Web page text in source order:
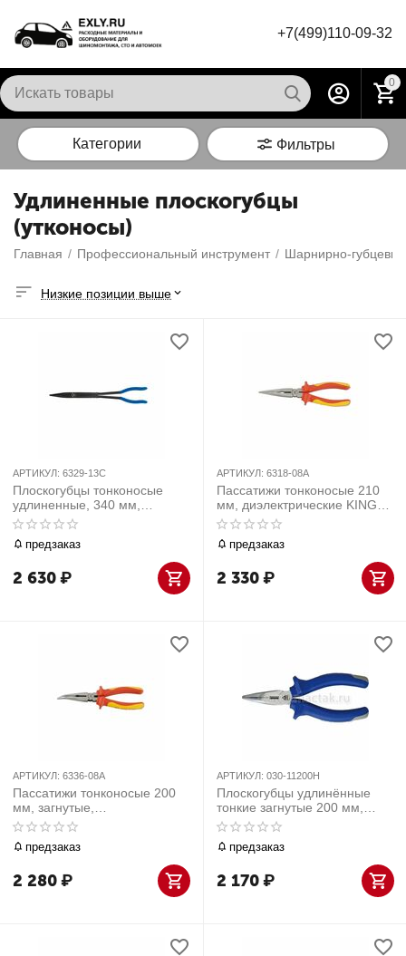
+7(499)110-09-32
0
Категории Фильтры
Удлиненные плоскогубцы
(утконосы)
Главная / Профессиональный инструмент / Шарнирно-
Низкие позиции выше
АРТИКУЛ: 6329-13C
Плоскогубцы тонконосые
удлиненные, 340 мм,
двойной шарнир KING TONY
6329-13C
предзаказ
2 630₽
АРТИКУЛ: 6318-08A
Пассатижи тонконосые 210
мм, диэлектрические KING
TONY 6318-08A
предзаказ
2 330₽
АРТИКУЛ: 6336-08A
Пассатижи тонконосые 200
мм, загнутые,
диэлектрические KING TONY
6336-08A
предзаказ
2 280₽
АРТИКУЛ: 030-11200H
Плоскогубцы удлинённые
тонкие загнутые 200 мм,
держатель МАСТАК 030-
11200H
предзаказ
2 170₽